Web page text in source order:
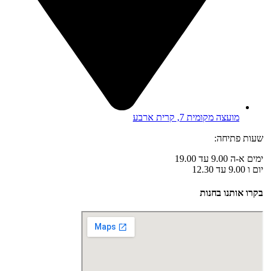
מועצה מקומית 7, קרית ארבע
שעות פתיחה:
ימים א-ה 9.00 עד 19.00
יום ו 9.00 עד 12.30
בקרו אותנו בחנות